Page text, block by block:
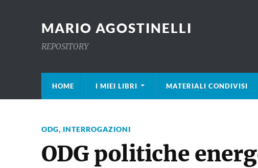
MARIO AGOSTINELLI
REPOSITORY
HOME I MIEI LIBRI MATERIALI CONDIVISI
ODG, INTERROGAZIONI
ODG politiche